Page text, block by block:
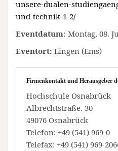
unsere-dualen-
und-technik-1-2/
Eventdatum: Montag, 08.
Eventort: Lingen (Ems)
Firmenkontakt und Herausgeber
Hochschule Osnabrück
Albrechtstraße. 30
49076 Osnabrück
Telefon: +49 (541) 969-0
Telefax: +49 (541) 969-